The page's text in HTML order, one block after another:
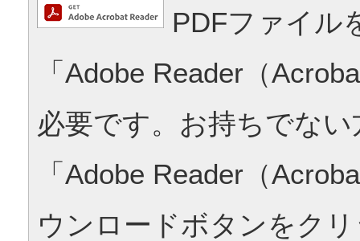
PDFファイル
「Adobe Reader（
必要です。お持ちでな
「Adobe Reader（
ウンロードボタンをク